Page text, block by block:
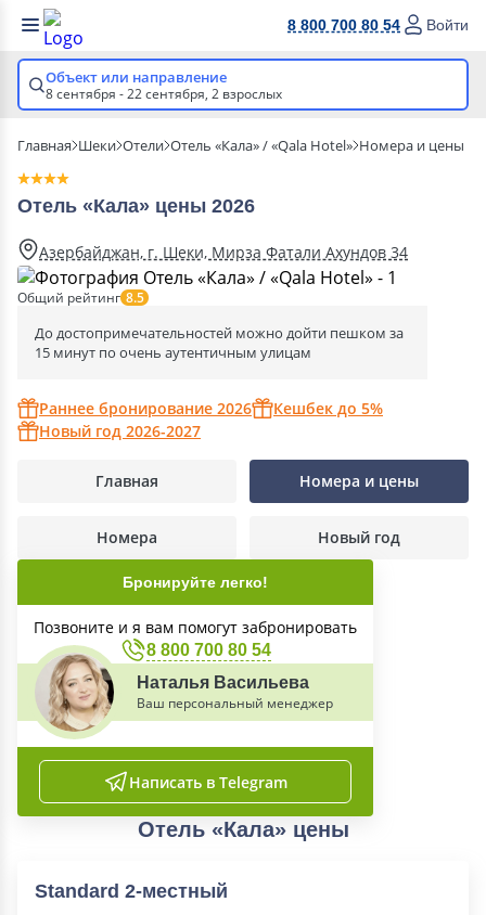
8 800 700 80 54 Войти
Объект или направление
8 сентября - 22 сентября, 2 взрослых
Главная Шеки Отели Отель «Кала» / «Qala Hotel» Номера и цены
Отель «Кала» цены 2026
Азербайджан, г. Шеки, Мирза Фатали Ахундов 34
Общий рейтинг 8.5
До достопримечательностей можно дойти пешком за
15 минут по очень аутентичным улицам
Раннее бронирование 2026
Кешбек до 5%
Новый год 2026-2027
Главная Номера и цены
Номера Новый год
Бронируйте легко!
Позвоните и я вам помогут забронировать
8 800 700 80 54
Наталья Васильева
Ваш персональный менеджер
Написать в Telegram
Отель «Кала» цены
Standard 2-местный